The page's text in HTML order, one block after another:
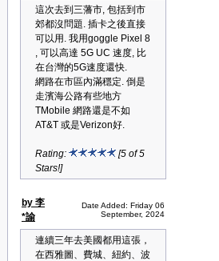
這次去到三藩市, 包括到市
郊都沒問題. 插卡之後直接
可以用. 我用goggle Pixel 8
, 可以高達 5G UC 速度, 比
在台灣的5G速度還快.
網路在市區內滿穩定. 倒是
走濱海公路有些地方
TMobile 網路還是不如
AT&T 或是Verizon好.
Rating:
[5 of 5
Stars!]
by 李
*諭
Date Added: Friday 06
September, 2024
連續三年去美國都用這張，
在西雅圖、費城、紐約、波